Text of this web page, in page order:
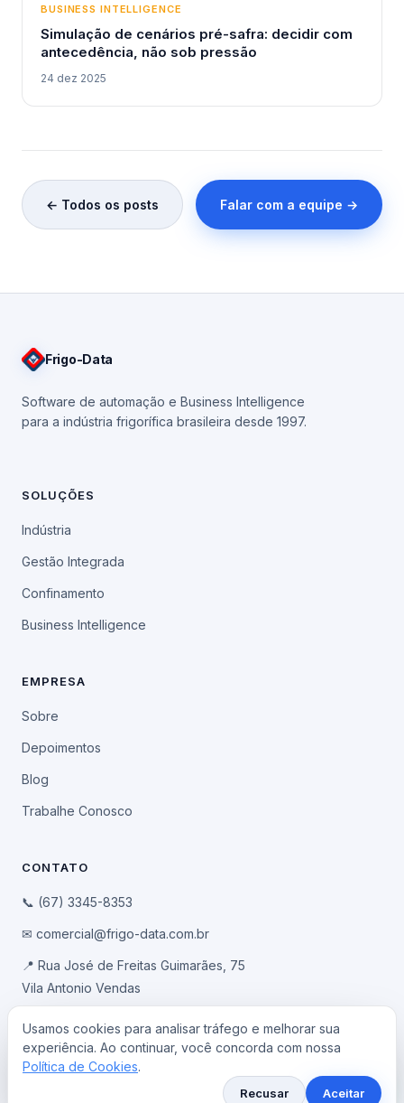
BUSINESS INTELLIGENCE
Simulação de cenários pré-safra: decidir com
antecedência, não sob pressão
24 dez 2025
← Todos os posts Falar com a equipe →
Frigo-Data
Software de automação e Business Intelligence
para a indústria frigorífica brasileira desde 1997.
SOLUÇÕES
Indústria
Gestão Integrada
Confinamento
Business Intelligence
EMPRESA
Sobre
Depoimentos
Blog
Trabalhe Conosco
CONTATO
📞 (67) 3345-8353
✉ comercial@frigo-data.com.br
📍 Rua José de Freitas Guimarães, 75
Vila Antonio Vendas
Campo Grande/MS · CEP 79041-100
© 2026 Frigo-Data Informática · Todos os direitos reservados
Usamos cookies para analisar tráfego e melhorar sua
experiência. Ao continuar, você concorda com nossa
Política de Cookies.
Recusar Aceitar